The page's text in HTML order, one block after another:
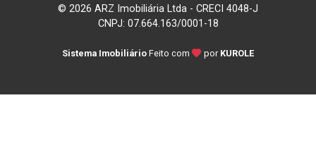
© 2026 ARZ Imobiliária Ltda - CRECI 4048-J
CNPJ: 07.664.163/0001-18
Sistema Imobiliário Feito com por KUROLE